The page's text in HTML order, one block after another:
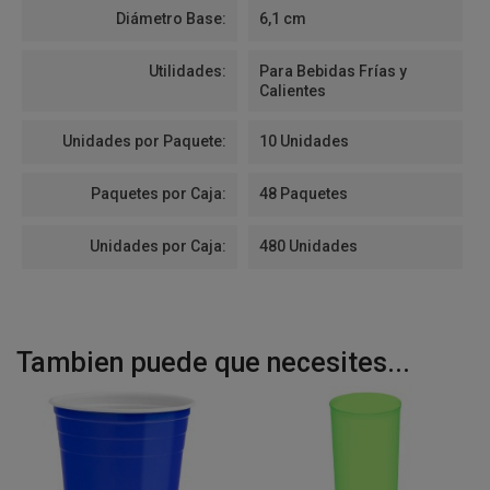
Diámetro Base: 6,1 cm
Utilidades:
Para Bebidas Frías y
Calientes
Unidades por Paquete: 10 Unidades
Paquetes por Caja: 48 Paquetes
Unidades por Caja: 480 Unidades
Tambien puede que necesites...